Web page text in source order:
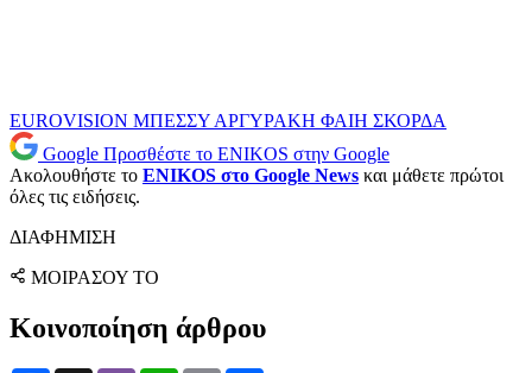
EUROVISION ΜΠΕΣΣΥ ΑΡΓΥΡΑΚΗ ΦΑΙΗ ΣΚΟΡΔΑ
Google Προσθέστε το ENIKOS στην Google
Ακολουθήστε το ENIKOS στο Google News και μάθετε πρώτοι
όλες τις ειδήσεις.
ΔΙΑΦΗΜΙΣΗ
ΜΟΙΡΑΣΟΥ ΤΟ
Κοινοποίηση άρθρου